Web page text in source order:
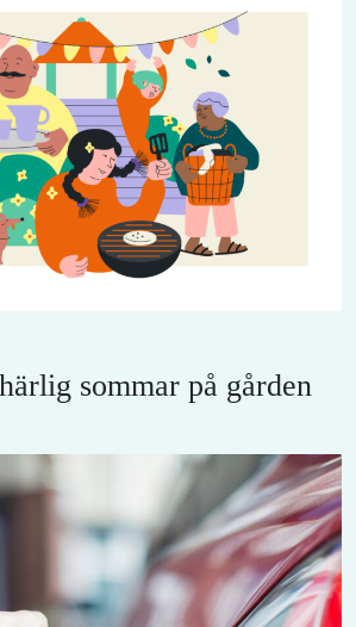
sommar på gården